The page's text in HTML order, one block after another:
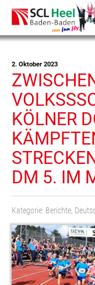
2. Oktober 2023
KÖLNER
DM 5. IM
Kategorie: Berichte,